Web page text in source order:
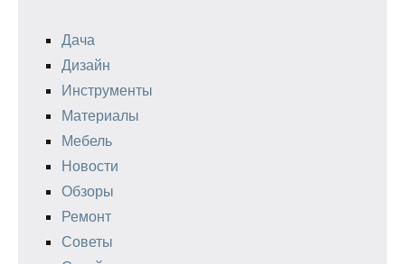
Дача
Дизайн
Инструменты
Материалы
Мебель
Новости
Обзоры
Ремонт
Советы